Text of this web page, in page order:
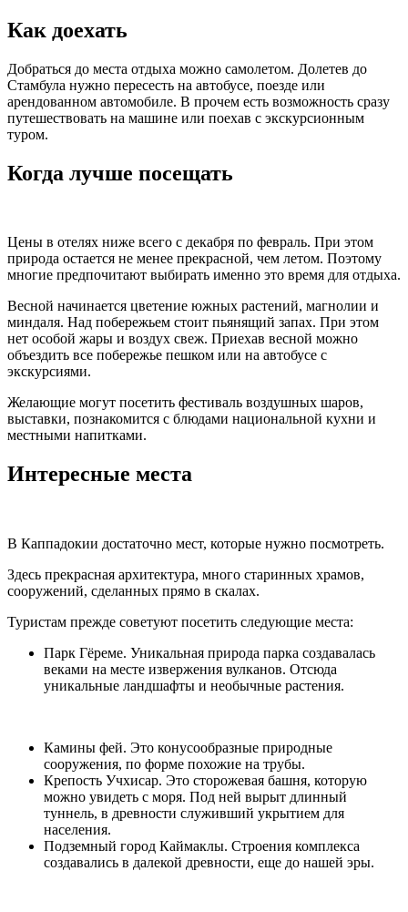
Как доехать
Добраться до места отдыха можно самолетом. Долетев до
Стамбула нужно пересесть на автобусе, поезде или
арендованном автомобиле. В прочем есть возможность сразу
путешествовать на машине или поехав с экскурсионным
туром.
Когда лучше посещать
Цены в отелях ниже всего с декабря по февраль. При этом
природа остается не менее прекрасной, чем летом. Поэтому
многие предпочитают выбирать именно это время для отдыха.
Весной начинается цветение южных растений, магнолии и
миндаля. Над побережьем стоит пьянящий запах. При этом
нет особой жары и воздух свеж. Приехав весной можно
объездить все побережье пешком или на автобусе с
экскурсиями.
Желающие могут посетить фестиваль воздушных шаров,
выставки, познакомится с блюдами национальной кухни и
местными напитками.
Интересные места
В Каппадокии достаточно мест, которые нужно посмотреть.
Здесь прекрасная архитектура, много старинных храмов,
сооружений, сделанных прямо в скалах.
Туристам прежде советуют посетить следующие места:
Парк Гёреме. Уникальная природа парка создавалась
веками на месте извержения вулканов. Отсюда
уникальные ландшафты и необычные растения.
Камины фей. Это конусообразные природные
сооружения, по форме похожие на трубы.
Крепость Учхисар. Это сторожевая башня, которую
можно увидеть с моря. Под ней вырыт длинный
туннель, в древности служивший укрытием для
населения.
Подземный город Каймаклы. Строения комплекса
создавались в далекой древности, еще до нашей эры.